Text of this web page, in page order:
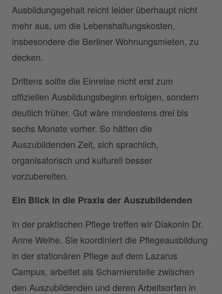
Ausbildungsgehalt reicht leider überhaupt nicht
mehr aus, um die Lebenshaltungskosten,
insbesondere die Berliner Wohnungsmieten, zu
decken.
Drittens sollte die Einreise nicht erst zum
offiziellen Ausbildungsbeginn erfolgen, sondern
deutlich früher. Gut wäre mindestens drei bis
sechs Monate vorher. So hätten die
Auszubildenden Zeit, sich sprachlich,
organisatorisch und kulturell besser
vorzubereiten.
Ein Blick in die Praxis der Auszubildenden
In der praktischen Pflege treffen wir Diakonin Dr.
Anne Weihe. Sie koordiniert die Pflegeausbildung
in der stationären Pflege auf dem Lazarus
Campus, arbeitet als Scharnierstelle zwischen
den Auszubildenden und deren Arbeitsorten in